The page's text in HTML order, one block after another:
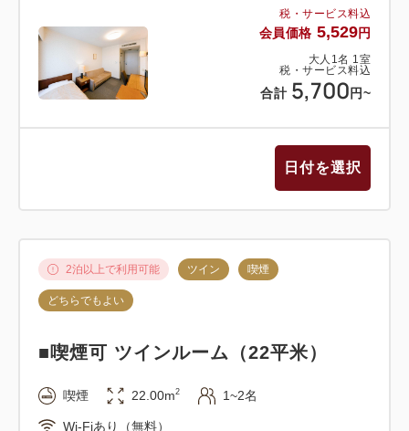
税・サービス料込
会員価格 5,529円
大人 1名 1室
税・サービス料込
合計 5,700 円~
日付を選択
2泊以上で利用可能 ツイン 喫煙
どちらでもよい
■喫煙可 ツインルーム（22平米）
喫煙 22.00m2 1~2名
Wi-Fiあり（無料）